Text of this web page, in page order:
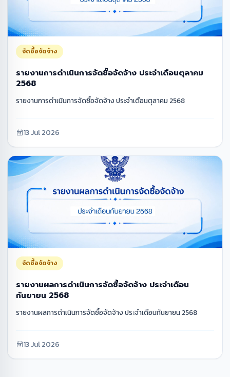
จัดซื้อจัดจ้าง
รายงานการดำเนินการจัดซื้อจัดจ้าง ประจำเดือนตุลาคม
2568
รายงานการดำเนินการจัดซื้อจัดจ้าง ประจำเดือนตุลาคม 2568
13 Jul 2026
จัดซื้อจัดจ้าง
รายงานผลการดำเนินการจัดซื้อจัดจ้าง ประจำเดือน
กันยายน 2568
รายงานผลการดำเนินการจัดซื้อจัดจ้าง ประจำเดือนกันยายน 2568
13 Jul 2026